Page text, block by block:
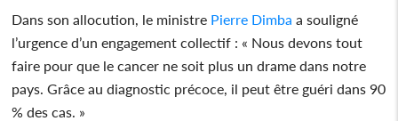
Dans son allocution, le ministre Pierre Dimba a souligné
l’urgence d’un engagement collectif : « Nous devons tout
faire pour que le cancer ne soit plus un drame dans notre
pays. Grâce au diagnostic précoce, il peut être guéri dans 90
% des cas. »